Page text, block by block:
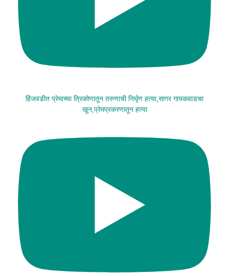
हिंजवडीत प्रेमाच्या त्रिकोणातून तरुणाची निर्घृण हत्या,सागर गायकवाडचा
खून,प्रेमप्रकरणातून हत्या